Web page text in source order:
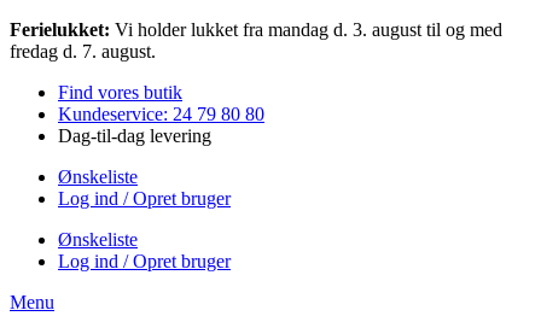
Videre
til
Ferielukket: Vi holder lukket fra mandag d. 3. august til og med
fredag d. 7. august.
Find vores butik
Kundeservice: 24 79 80 80
Dag-til-dag levering
Ønskeliste
Log ind / Opret bruger
Ønskeliste
Log ind / Opret bruger
Menu